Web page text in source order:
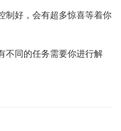
制好，会有超多惊喜等着你
不同的任务需要你进行解